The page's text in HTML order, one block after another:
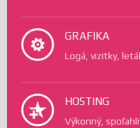
GRAFIKA
Logá, vizitky,
HOSTING
Výkonný,